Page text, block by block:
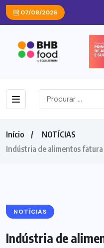
07/08/2026
Início
NOTÍCIAS
Indústria de alimentos fatura
NOTÍCIAS
Indústria de